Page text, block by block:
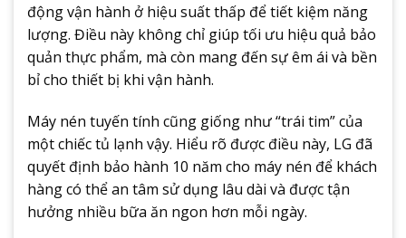
động vận hành ở hiệu suất thấp để tiết kiệm năng
lượng. Điều này không chỉ giúp tối ưu hiệu quả bảo
quản thực phẩm, mà còn mang đến sự êm ái và bền
bỉ cho thiết bị khi vận hành.
Máy nén tuyến tính cũng giống như “trái tim” của
một chiếc tủ lạnh vậy. Hiểu rõ được điều này, LG đã
quyết định bảo hành 10 năm cho máy nén để khách
hàng có thể an tâm sử dụng lâu dài và được tận
hưởng nhiều bữa ăn ngon hơn mỗi ngày.